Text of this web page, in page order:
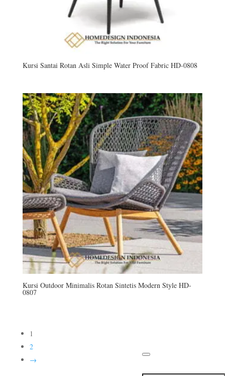
Kursi Santai Rotan Asli Simple Water Proof Fabric HD-0808
Kursi Outdoor Minimalis Rotan Sintetis Modern Style HD-
0807
1
2
→